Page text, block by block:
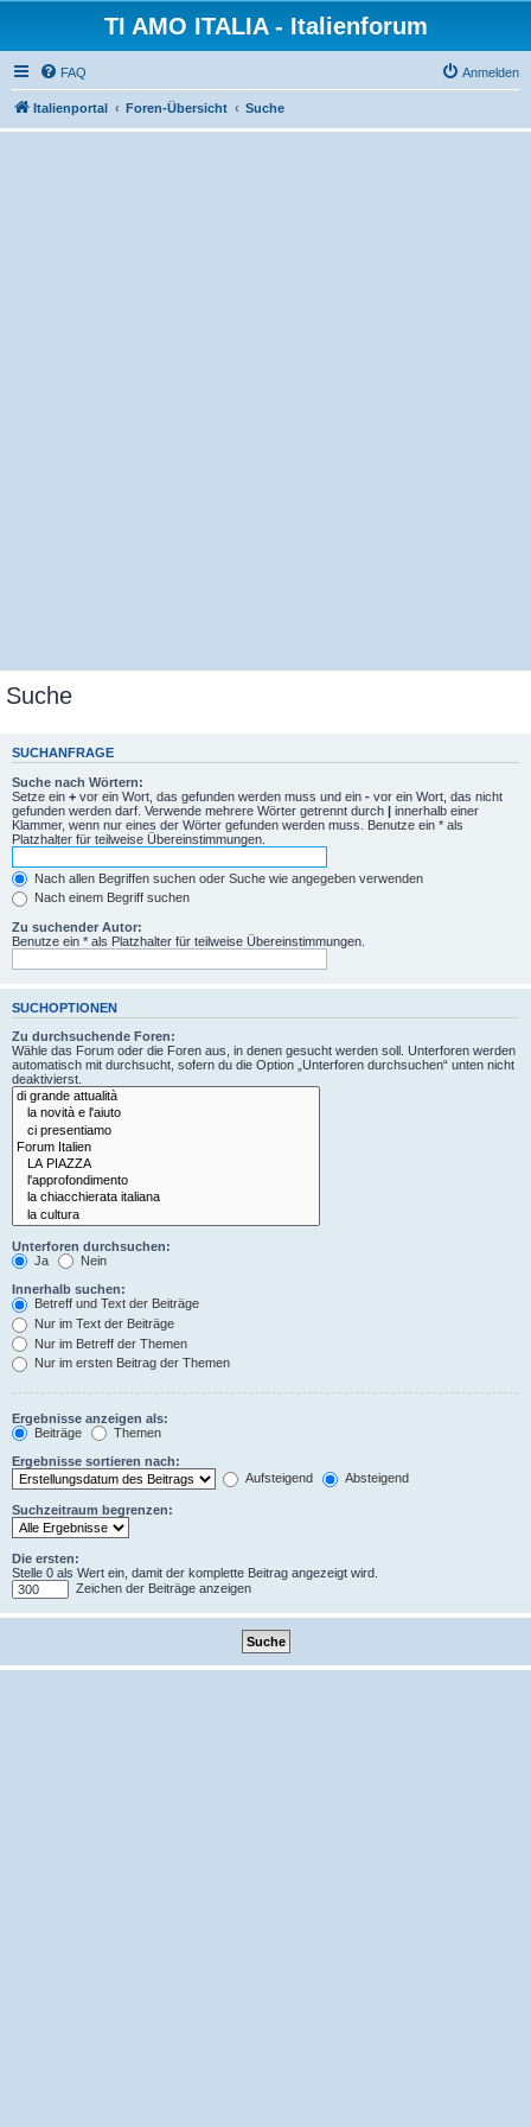
TI AMO ITALIA - Italienforum
FAQ Anmelden
Italienportal Foren-Übersicht Suche
Suche
SUCHANFRAGE
Suche nach Wörtern:
Setze ein + vor ein Wort, das gefunden werden muss und ein - vor ein Wort, das nicht
gefunden werden darf. Verwende mehrere Wörter getrennt durch | innerhalb einer
Klammer, wenn nur eines der Wörter gefunden werden muss. Benutze ein * als
Platzhalter für teilweise Übereinstimmungen.
Nach allen Begriffen suchen oder Suche wie angegeben verwenden
Nach einem Begriff suchen
Zu suchender Autor:
Benutze ein * als Platzhalter für teilweise Übereinstimmungen.
SUCHOPTIONEN
Zu durchsuchende Foren:
Wähle das Forum oder die Foren aus, in denen gesucht werden soll. Unterforen werden
automatisch mit durchsucht, sofern du die Option „Unterforen durchsuchen“ unten nicht
deaktivierst.
Unterforen durchsuchen:
Ja
Nein
Innerhalb suchen:
Betreff und Text der Beiträge
Nur im Text der Beiträge
Nur im Betreff der Themen
Nur im ersten Beitrag der Themen
Ergebnisse anzeigen als:
Beiträge
Themen
Ergebnisse sortieren nach:
Aufsteigend
Absteigend
Suchzeitraum begrenzen:
Die ersten:
Stelle 0 als Wert ein, damit der komplette Beitrag angezeigt wird.
Zeichen der Beiträge anzeigen